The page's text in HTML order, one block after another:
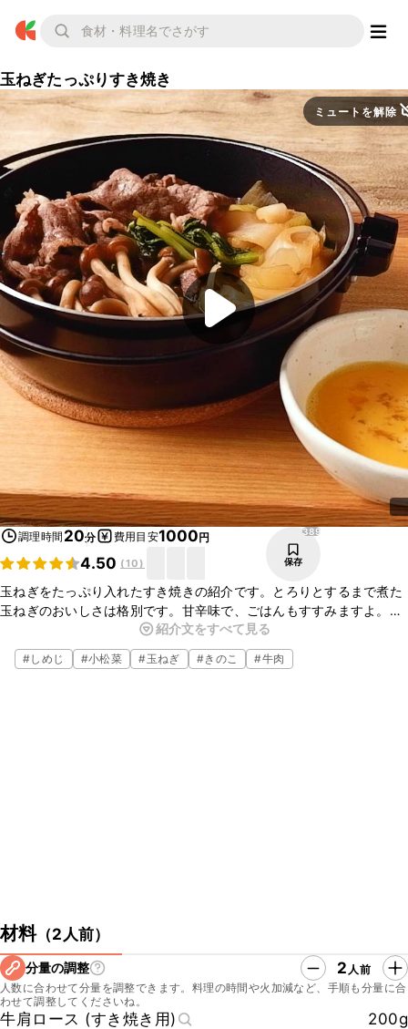
玉ねぎたっぷりすき焼き
ミュートを解除
調理時間 20分 費用目安1000円
4.50 (10)
389
保存
玉ねぎをたっぷり入れたすき焼きの紹介です。とろりとするまで煮た
玉ねぎのおいしさは格別です。甘辛味で、ごはんもすすみますよ。ぜ
ひ、お試しくださいね。 紹介文をすべて見る
#しめじ #小松菜 #玉ねぎ #きのこ #牛肉
材料（2人前）
分量の調整 2 人前
人数に合わせて分量を調整できます。料理の時間や火加減など、手順も分量に合
わせて調整してくださいね。
牛肩ロース (すき焼き用)
200g